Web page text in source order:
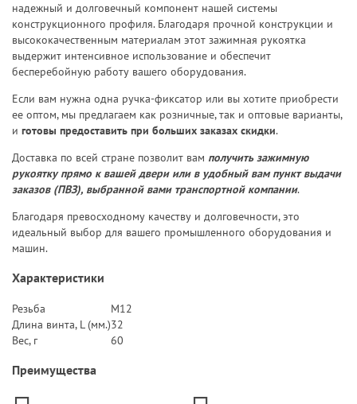
надежный и долговечный компонент нашей системы
конструкционного профиля. Благодаря прочной конструкции и
высококачественным материалам этот зажимная рукоятка
выдержит интенсивное использование и обеспечит
бесперебойную работу вашего оборудования.
Если вам нужна одна ручка-фиксатор или вы хотите приобрести
ее оптом, мы предлагаем как розничные, так и оптовые варианты,
и готовы предоставить при больших заказах скидки.
Доставка по всей стране позволит вам получить зажимную
рукоятку прямо к вашей двери или в удобный вам пункт выдачи
заказов (ПВЗ), выбранной вами транспортной компании.
Благодаря превосходному качеству и долговечности, это
идеальный выбор для вашего промышленного оборудования и
машин.
Характеристики
Резьба
M12
Длина винта, L (мм.)32
Вес, г
60
Преимущества